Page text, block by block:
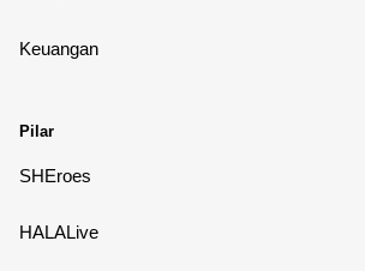
Keuangan
Pilar
SHEroes
HALALive